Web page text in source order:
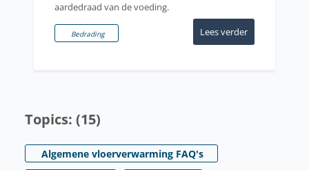
aardedraad van de voeding.
Lees verder
Bedrading
Topics: (15)
Algemene vloerverwarming FAQ's